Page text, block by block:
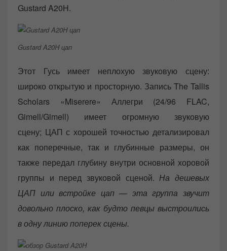
Gustard A20H.
Gustard A20H цап
Этот Гусь имеет неплохую звуковую сцену:
широко открытую и просторную. Запись The Tallis
Scholars «Miserere» Аллегри (24/96 FLAC,
Gimell/Gimell) имеет огромную звуковую
сцену; ЦАП с хорошей точностью детализировал
как поперечные, так и глубинные размеры, он
также передал глубину внутри основной хоровой
группы и перед звуковой сценой.На дешевых
ЦАП или встройке цап — эта группа звучит
довольно плоско, как будто певцы выстроились
в одну линию поперек сцены.